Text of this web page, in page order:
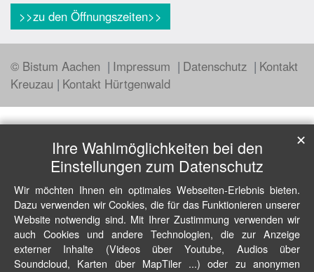
>>zu den Öffnungszeiten>>
© Bistum Aachen Impressum Datenschutz
Kontakt
Kreuzau
Kontakt Hürtgenwald
Ihre Wahlmöglichkeiten bei den
Einstellungen zum Datenschutz
Wir möchten Ihnen ein optimales Webseiten-Erlebnis bieten.
Dazu verwenden wir Cookies, die für das Funktionieren unserer
Website notwendig sind. Mit Ihrer Zustimmung verwenden wir
auch Cookies und andere Technologien, die zur Anzeige
externer Inhalte (Videos über Youtube, Audios über
Soundcloud, Karten über MapTiler ...) oder zu anonymen
✕